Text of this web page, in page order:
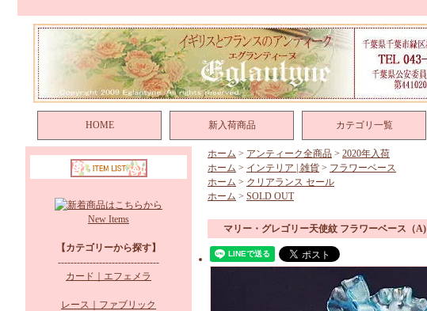
HOME 新入荷商品 カテゴリ一覧
New Items
【カテゴリーから探す】
--------------------------------
カード｜エフェメラ
レース｜ファブリック
ホーム > アンティーク全商品 > 2020年入荷
ホーム > インテリア | 雑貨 > フラワーベース
ホーム > クリアランス セール
ホーム > SOLD OUT
マリー・グレゴリー天使紋 フラワーベース（A)